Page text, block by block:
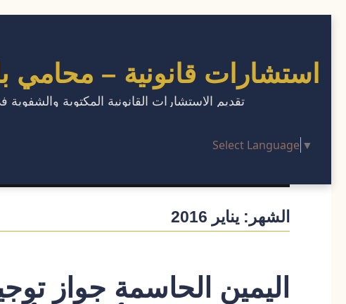
استشارات قانونية –
تقديم الاستشارات القانونية المكتوبة
Select Language ▼
الشهر:يناير 2016
اليمين الحاسمة جواز